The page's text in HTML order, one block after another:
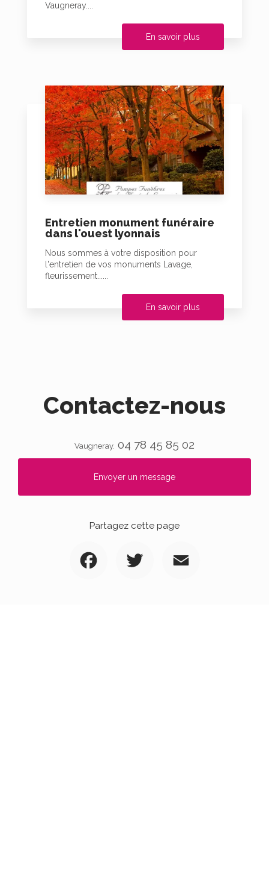
Vaugneray....
En savoir plus
Entretien monument funéraire
dans l'ouest lyonnais
Nous sommes à votre disposition pour
l'entretien de vos monuments Lavage,
fleurissement......
En savoir plus
Contactez-nous
Vaugneray. 04 78 45 85 02
Envoyer un message
Partagez cette page